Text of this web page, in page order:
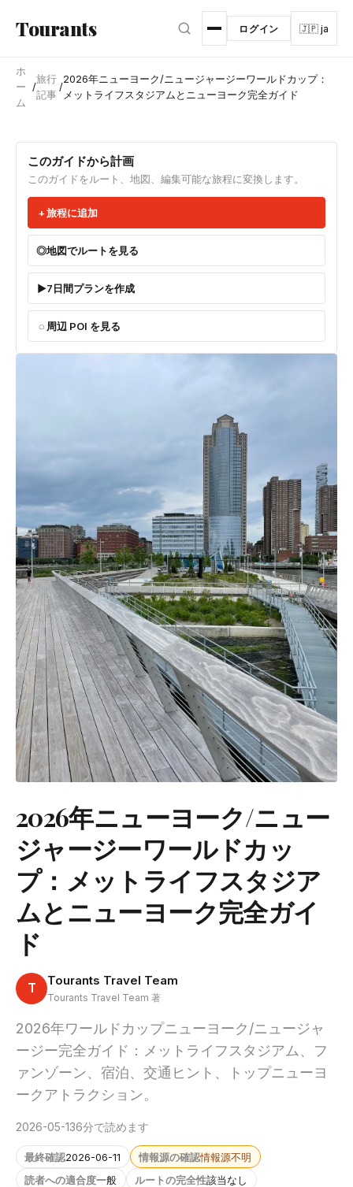
Tourants ログイン 🇯🇵 ja
ホ
ー
ム
/
旅行
記事
/
2026年ニューヨーク/ニュージャージーワールドカップ：
メットライフスタジアムとニューヨーク完全ガイド
このガイドから計画
このガイドをルート、地図、編集可能な旅程に変換します。
旅程に追加
地図でルートを見る
7日間プランを作成
周辺 POI を見る
2026年ニューヨーク/ニュー
ジャージーワールドカッ
プ：メットライフスタジア
ムとニューヨーク完全ガイ
ド
T Tourants Travel Team
Tourants Travel Team 著
2026年ワールドカップニューヨーク/ニュージャ
ージー完全ガイド：メットライフスタジアム、フ
ァンゾーン、宿泊、交通ヒント、トップニューヨ
ークアトラクション。
2026-05-136分で読めます
最終確認2026-06-11 情報源の確認情報源不明
読者への適合度一般 ルートの完全性該当なし